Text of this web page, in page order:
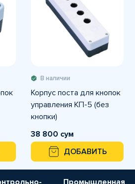
В наличии
Корпус поста для кнопок
управления КП-5 (без
кнопки)
38 800 сум
ДОБАВИТЬ
Промышленная